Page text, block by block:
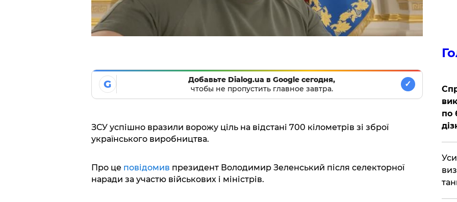
G
Добавьте Dialog.ua в Google сегодня,
чтобы не пропустить главное завтра.
✓
ЗСУ успішно вразили ворожу ціль на відстані 700 кілометрів зі зброї
українського виробництва.
Про це повідомив президент Володимир Зеленський після селекторної
наради за участю військових і міністрів.
по